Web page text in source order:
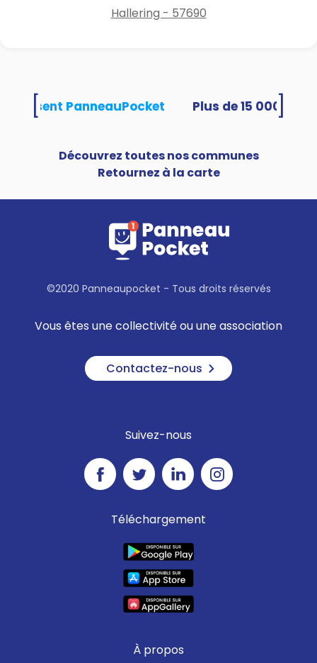
Hallering - 57690
utilisent PanneauPocket
Découvrez toutes nos communes
Retournez à la carte
©2020 Panneaupocket - Tous droits réservés
Vous êtes une collectivité ou une association
Contactez-nous
Suivez-nous
Téléchargement
À propos